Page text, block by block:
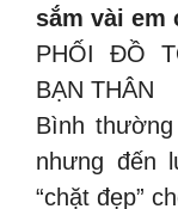
sắm vài em
PHỐI ĐỒ
BẠN THÂN
Bình
nhưng đến
“chặt đẹp”